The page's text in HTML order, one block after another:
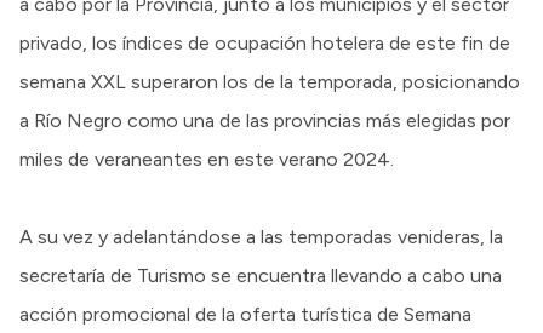
a cabo por la Provincia, junto a los municipios y el sector
privado, los índices de ocupación hotelera de este fin de
semana XXL superaron los de la temporada, posicionando
a Río Negro como una de las provincias más elegidas por
miles de veraneantes en este verano 2024.
A su vez y adelantándose a las temporadas venideras, la
secretaría de Turismo se encuentra llevando a cabo una
acción promocional de la oferta turística de Semana